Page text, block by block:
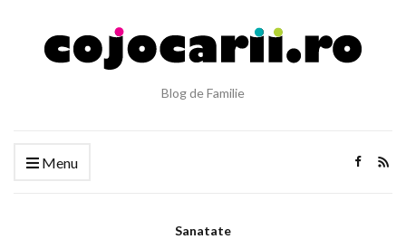
Blog de Familie
Menu
Sanatate